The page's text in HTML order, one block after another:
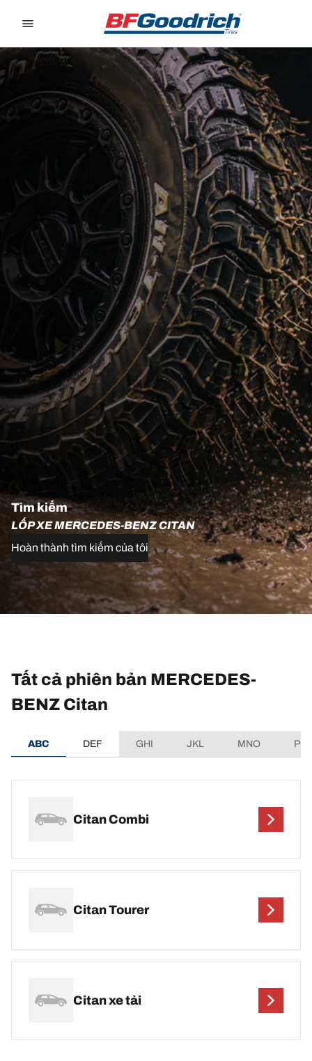
Tìm kiếm
LỐP XE MERCEDES-BENZ CITAN
Hoàn thành tìm kiếm của tôi
Tất cả phiên bản MERCEDES-
BENZ Citan
ABC DEF GHI JKL MNO
Citan Combi
Citan Tourer
Citan xe tải